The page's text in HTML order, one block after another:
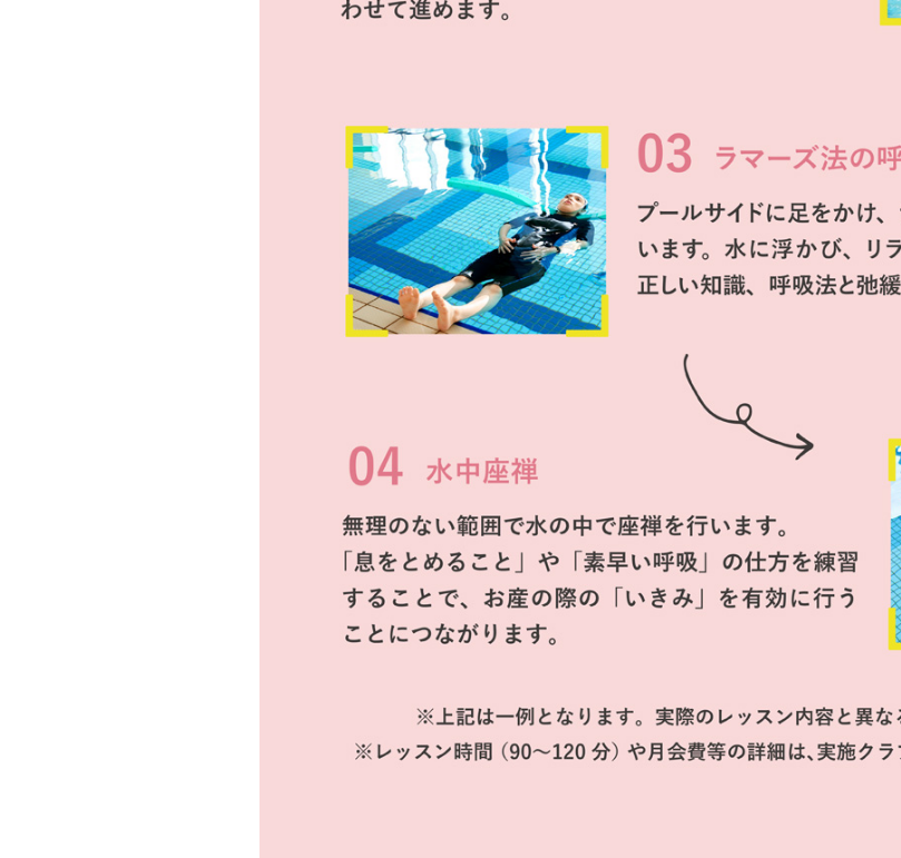
For foreigners
Central Sports official website is
automatically translated into
automatic translation) to return to
the top page.
However, if you use an automatic
translation service, the Japanese
version of this website will be
translated mechanically, so it may
original content. We ask that you
fully understand this before using
the service.